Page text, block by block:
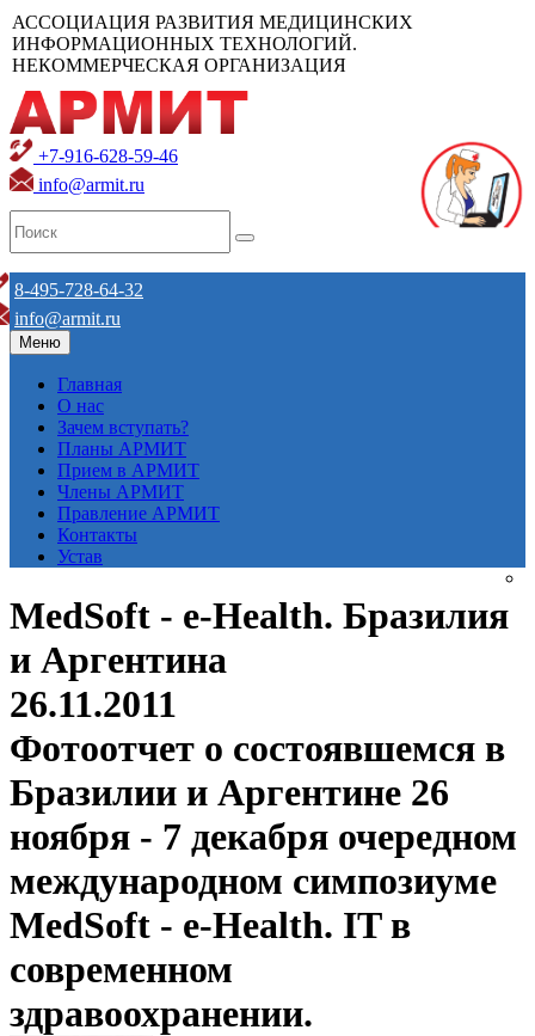
АССОЦИАЦИЯ РАЗВИТИЯ МЕДИЦИНСКИХ
ИНФОРМАЦИОННЫХ ТЕХНОЛОГИЙ.
НЕКОММЕРЧЕСКАЯ ОРГАНИЗАЦИЯ
+7-916-628-59-46
info@armit.ru
8-495-728-64-32
info@armit.ru
Меню
Главная
О нас
Зачем вступать?
Планы АРМИТ
Прием в АРМИТ
Члены АРМИТ
Правление АРМИТ
Контакты
Устав
MedSoft - e-Health. Бразилия
и Аргентина
26.11.2011
Фотоотчет о состоявшемся в
Бразилии и Аргентине 26
ноября - 7 декабря очередном
международном симпозиуме
MedSoft - e-Health. IT в
современном
здравоохранении.